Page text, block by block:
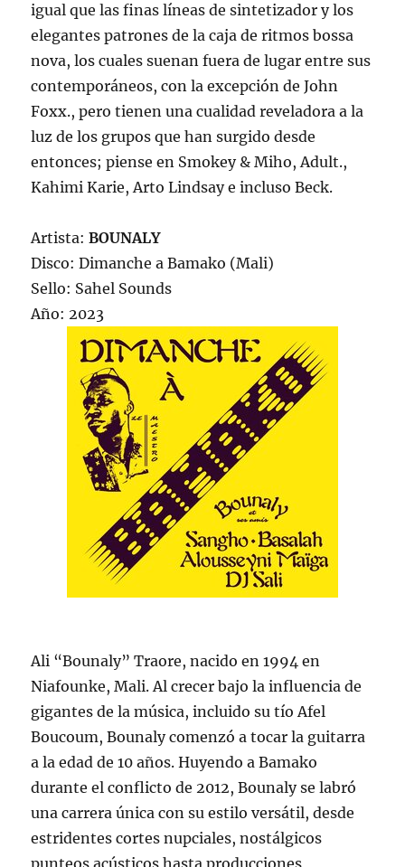
igual que las finas líneas de sintetizador y los
elegantes patrones de la caja de ritmos bossa
nova, los cuales suenan fuera de lugar entre sus
contemporáneos, con la excepción de John
Foxx., pero tienen una cualidad reveladora a la
luz de los grupos que han surgido desde
entonces; piense en Smokey & Miho, Adult.,
Kahimi Karie, Arto Lindsay e incluso Beck.
Artista:BOUNALY
Disco: Dimanche a Bamako (Mali)
Sello: Sahel Sounds
Año: 2023
Ali “Bounaly” Traore, nacido en 1994 en
Niafounke, Mali. Al crecer bajo la influencia de
gigantes de la música, incluido su tío Afel
Boucoum, Bounaly comenzó a tocar la guitarra
a la edad de 10 años. Huyendo a Bamako
durante el conflicto de 2012, Bounaly se labró
una carrera única con su estilo versátil, desde
estridentes cortes nupciales, nostálgicos
punteos acústicos hasta producciones